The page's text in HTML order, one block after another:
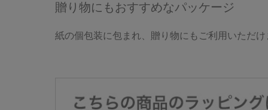
贈り物にもおすすめなパッケージ
紙の個包装に包まれ、贈り物にもご利用いただけ